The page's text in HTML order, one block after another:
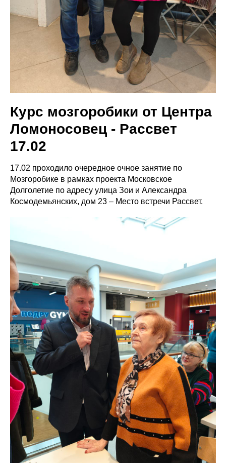
Курс мозгоробики от Центра
Ломоносовец - Рассвет
17.02
17.02 проходило очередное очное занятие по
Мозгоробике в рамках проекта Московское
Долголетие по адресу улица Зои и Александра
Космодемьянских, дом 23 – Место встречи Рассвет.